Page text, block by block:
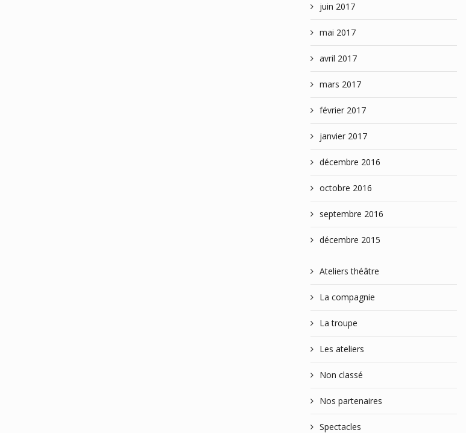
juin 2017
mai 2017
avril 2017
mars 2017
février 2017
janvier 2017
décembre 2016
octobre 2016
septembre 2016
décembre 2015
Ateliers théâtre
La compagnie
La troupe
Les ateliers
Non classé
Nos partenaires
Spectacles